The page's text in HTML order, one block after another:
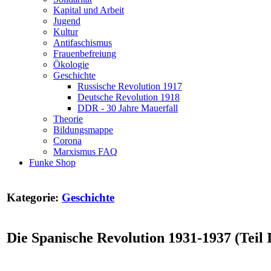
Kapital und Arbeit
Jugend
Kultur
Antifaschismus
Frauenbefreiung
Ökologie
Geschichte
Russische Revolution 1917
Deutsche Revolution 1918
DDR - 30 Jahre Mauerfall
Theorie
Bildungsmappe
Corona
Marxismus FAQ
Funke Shop
Kategorie: Geschichte
Die Spanische Revolution 1931-1937 (Teil